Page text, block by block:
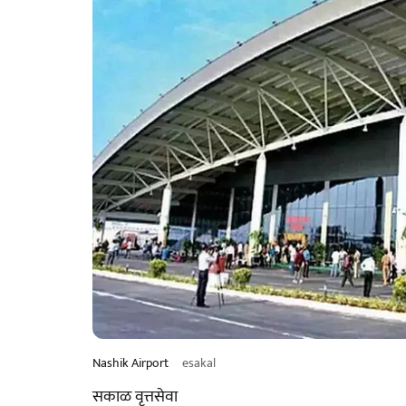
Nashik Airport esakal
सकाळ वृत्तसेवा